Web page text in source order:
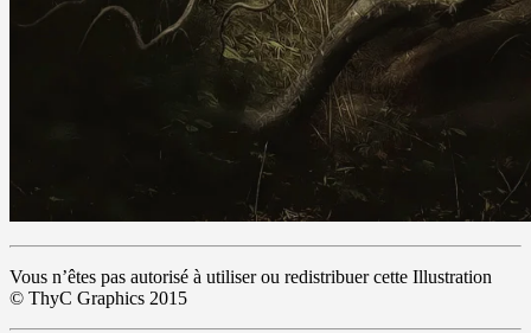
Vous n’êtes pas autorisé à utiliser ou redistribuer cette Illustration
© ThyC Graphics 2015